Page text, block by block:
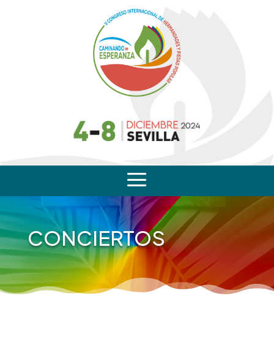
a
CONCIERTOS